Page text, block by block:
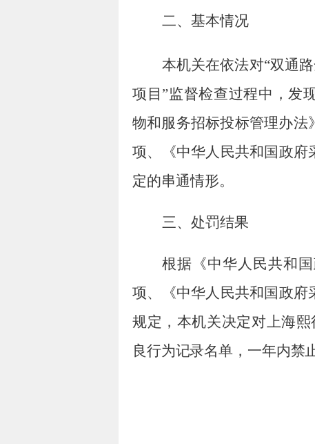
二、基本情况
本机关在依法对“双通
项目 ”监督检查过程中 ，发
物和服务招标投标管理办法
项、
《中华人民共和国政府
定的串通情形。
三、处罚结果
根据《中华人民共和国
项、 《中华人民共和国政府
规定 ， 本机关决定对上海熙
良行为记录名单，一年内禁